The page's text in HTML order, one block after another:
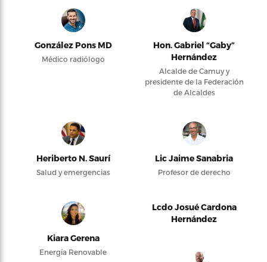
González Pons MD
Médico radiólogo
Hon. Gabriel “Gaby”
Hernández
Alcalde de Camuy y
presidente de la Federación
de Alcaldes
Heriberto N. Saurí
Salud y emergencias
Lic Jaime Sanabria
Profesor de derecho
Kiara Gerena
Energía Renovable
Lcdo Josué Cardona
Hernández